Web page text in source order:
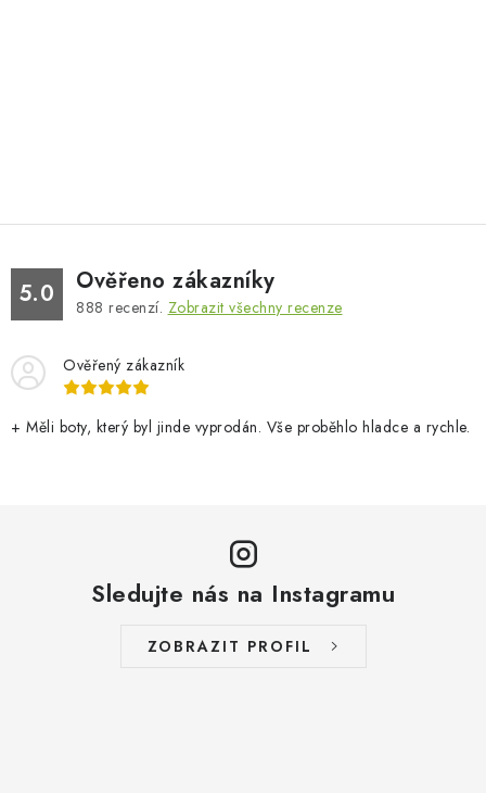
5.0 Ověřeno zákazníky
888 recenzí. Zobrazit všechny recenze
Ověřený zákazník
+ Měli boty, který byl jinde vyprodán. Vše proběhlo hladce a rychle.
Sledujte nás na Instagramu
ZOBRAZIT PROFIL